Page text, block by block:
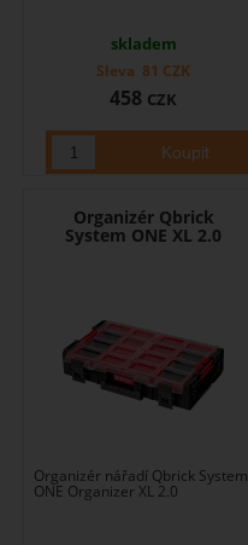
skladem
458 CZK
Sleva 81 CZK
Organizér Qbrick
System ONE XL 2.0
Organizér nářadí Qbrick System
ONE Organizer XL 2.0